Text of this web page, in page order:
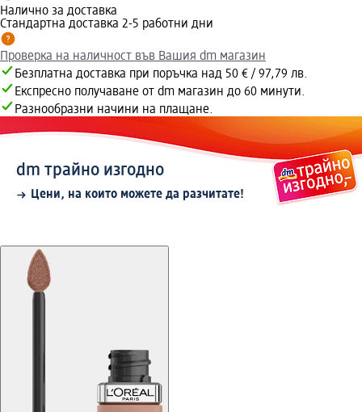
Налично за доставка
Стандартна доставка 2-5 работни дни
Проверка на наличност във Вашия dm магазин
Безплатна доставка при поръчка над 50 € / 97,79 лв.
Експресно получаване от dm магазин до 60 минути.
Разнообразни начини на плащане.
dm трайно изгодно
Цени, на които можете да разчитате!